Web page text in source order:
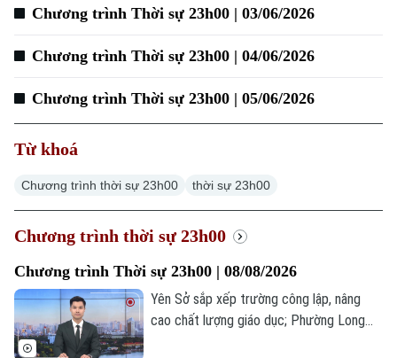
Chương trình Thời sự 23h00 | 03/06/2026
Chương trình Thời sự 23h00 | 04/06/2026
Chương trình Thời sự 23h00 | 05/06/2026
Từ khoá
Chương trình thời sự 23h00 thời sự 23h00
Chương trình thời sự 23h00
Chương trình Thời sự 23h00 | 08/08/2026
Yên Sở sắp xếp trường công lập, nâng
cao chất lượng giáo dục; Phường Long